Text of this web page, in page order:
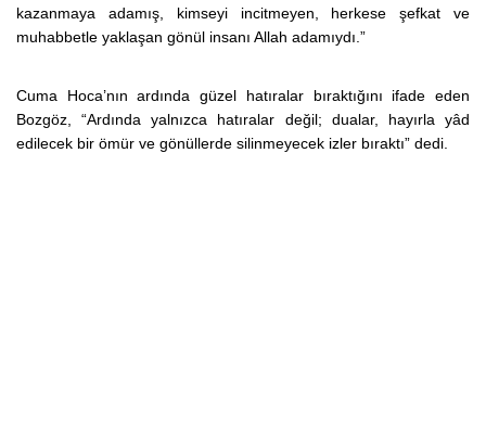
kazanmaya adamış, kimseyi incitmeyen, herkese şefkat ve
muhabbetle yaklaşan gönül insanı Allah adamıydı.”
Cuma Hoca’nın ardında güzel hatıralar bıraktığını ifade eden
Bozgöz, “Ardında yalnızca hatıralar değil; dualar, hayırla yâd
edilecek bir ömür ve gönüllerde silinmeyecek izler bıraktı” dedi.